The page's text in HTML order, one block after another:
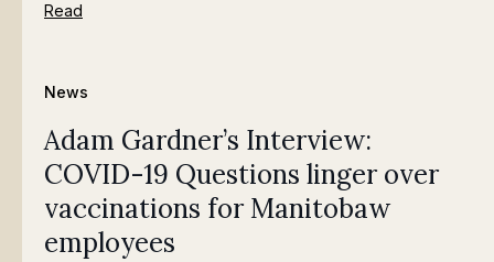
Read
News
Adam Gardner’s Interview:
COVID-19 Questions linger over
vaccinations for Manitobaw
employees